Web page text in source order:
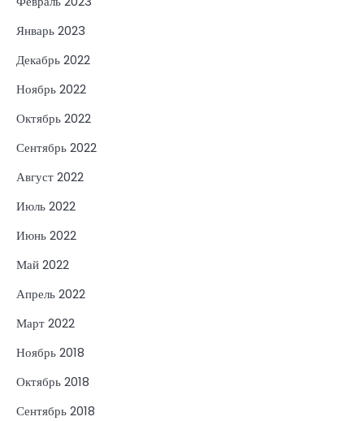
Январь 2023
Декабрь 2022
Ноябрь 2022
Октябрь 2022
Сентябрь 2022
Август 2022
Июль 2022
Июнь 2022
Май 2022
Апрель 2022
Март 2022
Ноябрь 2018
Октябрь 2018
Сентябрь 2018